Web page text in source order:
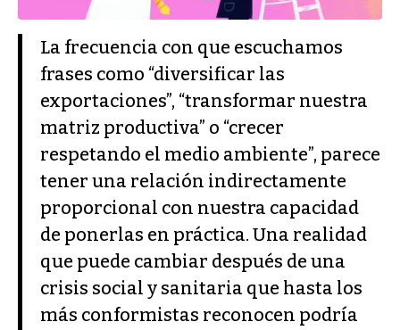
La frecuencia con que escuchamos
frases como “diversificar las
exportaciones”, “transformar nuestra
matriz productiva” o “crecer
respetando el medio ambiente”, parece
tener una relación indirectamente
proporcional con nuestra capacidad
de ponerlas en práctica. Una realidad
que puede cambiar después de una
crisis social y sanitaria que hasta los
más conformistas reconocen podría